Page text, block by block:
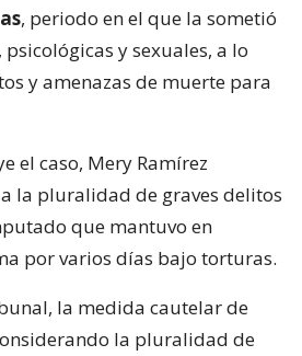
, periodo en el que la sometió
y sexuales, a lo
y amenazas de muerte para
el caso, Mery Ramírez
la pluralidad de graves delitos
que mantuvo en
por varios días bajo torturas.
la medida cautelar de
la pluralidad de